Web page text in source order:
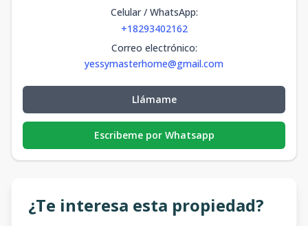
Celular / WhatsApp:
+18293402162
Correo electrónico:
yessymasterhome@gmail.com
Llámame
Escribeme por Whatsapp
¿Te interesa esta propiedad?